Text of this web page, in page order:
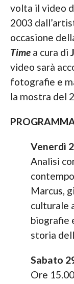
volta il video
2003
occasione
Timea cura di
video sarà
fotografie e
la mostra del
Venerdì
Analisi
Marcus,
culturale
biografie
storia
Sabato
Ore